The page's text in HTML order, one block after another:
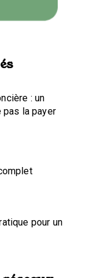
: un
la payer
pour un